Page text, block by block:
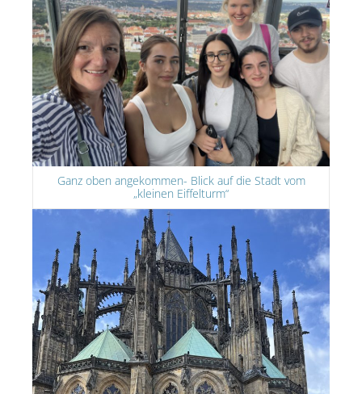
Ganz oben angekommen- Blick auf die Stadt vom
„kleinen Eiffelturm“